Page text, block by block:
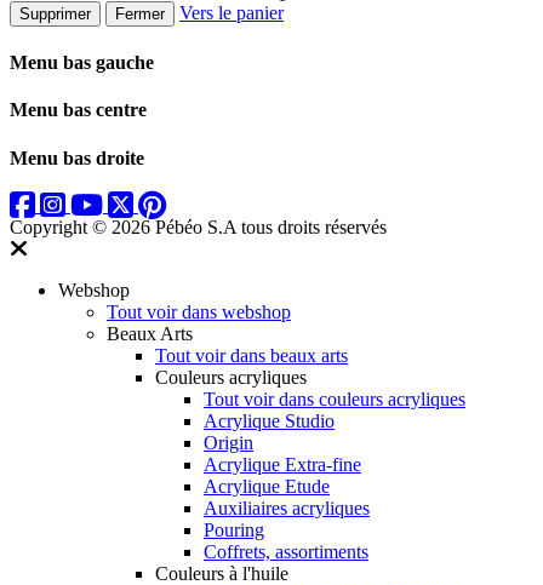
Supprimer Fermer Vers le panier
Menu bas gauche
Menu bas centre
Menu bas droite
Copyright © 2026 Pébéo S.A tous droits réservés
Webshop
Tout voir dans webshop
Beaux Arts
Tout voir dans beaux arts
Couleurs acryliques
Tout voir dans couleurs acryliques
Acrylique Studio
Origin
Acrylique Extra-fine
Acrylique Etude
Auxiliaires acryliques
Pouring
Coffrets, assortiments
Couleurs à l'huile